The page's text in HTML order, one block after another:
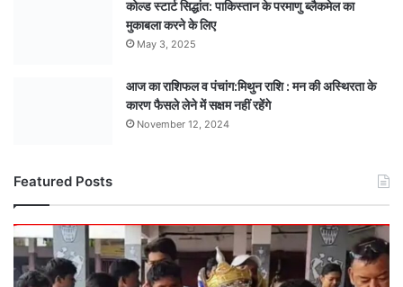
कोल्ड स्टार्ट सिद्धांत: पाकिस्तान के परमाणु ब्लैकमेल का
मुकाबला करने के लिए
May 3, 2025
आज का राशिफल व पंचांग:मिथुन राशि : मन की अस्थिरता के
कारण फैसले लेने में सक्षम नहीं रहेंगे
November 12, 2024
Featured Posts
अंडर-15
टीम